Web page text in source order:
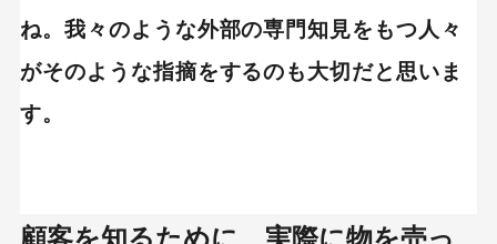
ね。我々のような外部の専門知見をもつ人々
がそのような指摘をするのも大切だと思いま
す。